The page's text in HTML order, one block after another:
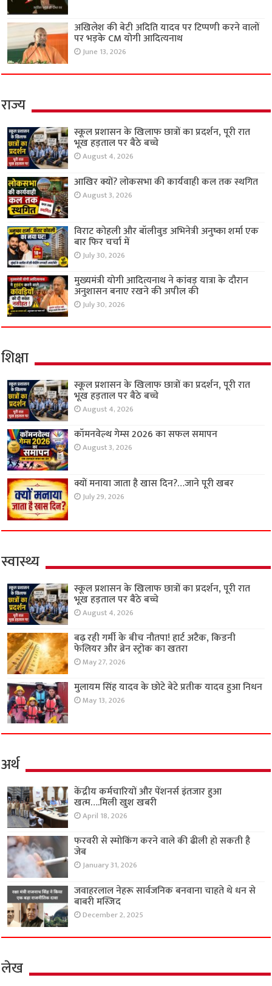
अखिलेश की बेटी अदिति यादव पर टिप्पणी करने वालों
पर भड़के CM योगी आदित्यनाथ
June 13, 2026
राज्य
स्कूल प्रशासन के खिलाफ छात्रों का प्रदर्शन, पूरी रात
भूख हड़ताल पर बैठे बच्चे
August 4, 2026
आखिर क्यों? लोकसभा की कार्यवाही कल तक स्थगित
August 3, 2026
विराट कोहली और बॉलीवुड अभिनेत्री अनुष्का शर्मा एक
बार फिर चर्चा में
July 30, 2026
मुख्यमंत्री योगी आदित्यनाथ ने कांवड़ यात्रा के दौरान
अनुशासन बनाए रखने की अपील की
July 30, 2026
शिक्षा
स्कूल प्रशासन के खिलाफ छात्रों का प्रदर्शन, पूरी रात
भूख हड़ताल पर बैठे बच्चे
August 4, 2026
कॉमनवेल्थ गेम्स 2026 का सफल समापन
August 3, 2026
क्यों मनाया जाता है खास दिन?…जाने पूरी खबर
July 29, 2026
स्वास्थ्य
स्कूल प्रशासन के खिलाफ छात्रों का प्रदर्शन, पूरी रात
भूख हड़ताल पर बैठे बच्चे
August 4, 2026
बढ़ रही गर्मी के बीच नौतपा! हार्ट अटैक, किडनी
फेलियर और ब्रेन स्ट्रोक का खतरा
May 27, 2026
मुलायम सिंह यादव के छोटे बेटे प्रतीक यादव हुआ निधन
May 13, 2026
अर्थ
केंद्रीय कर्मचारियों और पेंशनर्स इंतजार हुआ
खत्म….मिली खुश खबरी
April 18, 2026
फरवरी से स्मोकिंग करने वाले की ढीली हो सकती है
जेब
January 31, 2026
जवाहरलाल नेहरू सार्वजनिक बनवाना चाहते थे धन से
बाबरी मस्जिद
December 2, 2025
लेख